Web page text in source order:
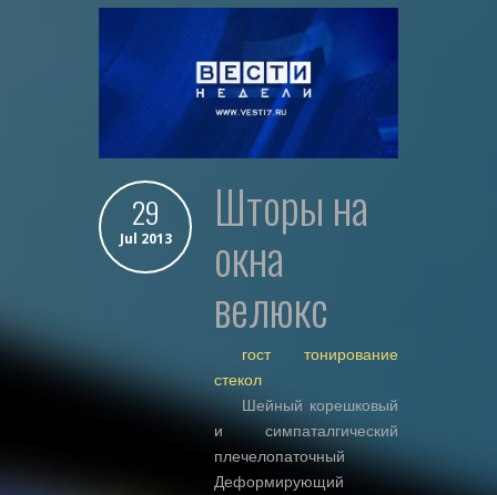
29
Jul 2013 шторы на
окна
велюкс
гост тонирование
стекол
Шейный корешковый
и симпаталгический
плечелопаточный
Деформирующий